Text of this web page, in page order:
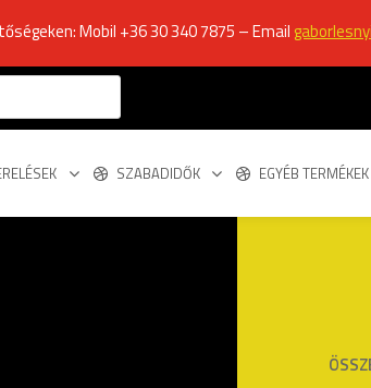
Mobil +36 30 340 7875 – Email
SZABADIDŐK EGYÉB TERMÉKEK